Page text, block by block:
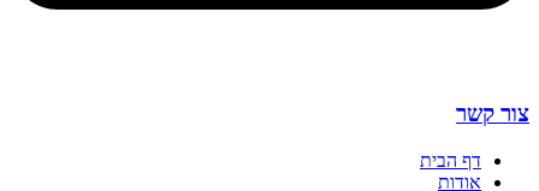
צור קשר
דף הבית
אודות